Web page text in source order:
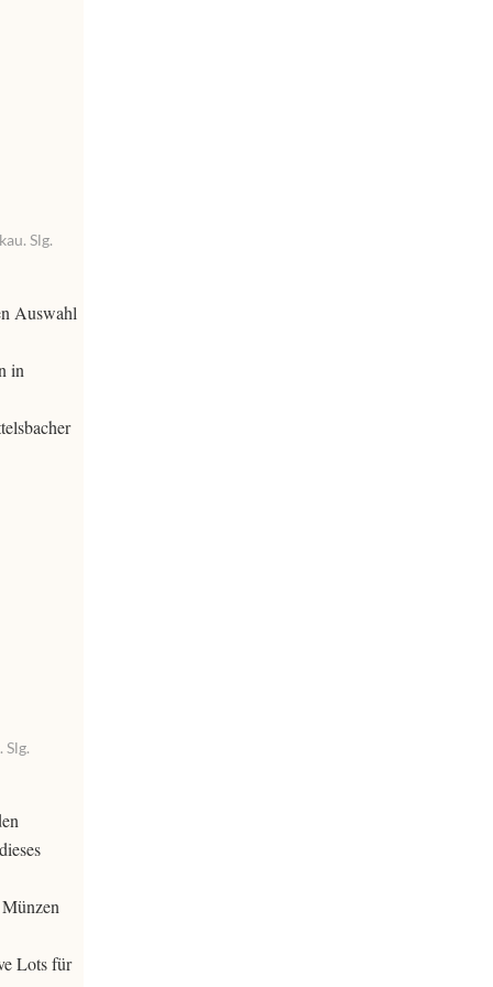
Slg.
Auswahl
in
Lots für